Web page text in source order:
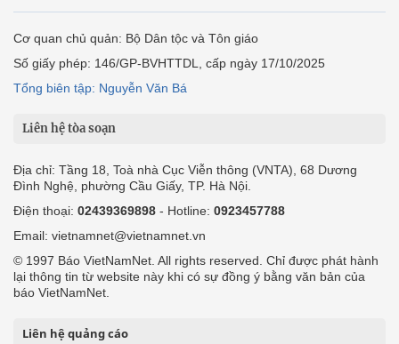
Cơ quan chủ quản: Bộ Dân tộc và Tôn giáo
Số giấy phép: 146/GP-BVHTTDL, cấp ngày 17/10/2025
Tổng biên tập: Nguyễn Văn Bá
Liên hệ tòa soạn
Địa chỉ: Tầng 18, Toà nhà Cục Viễn thông (VNTA), 68 Dương
Đình Nghệ, phường Cầu Giấy, TP. Hà Nội.
Điện thoại: 02439369898 - Hotline: 0923457788
Email: vietnamnet@vietnamnet.vn
© 1997 Báo VietNamNet. All rights reserved. Chỉ được phát hành
lại thông tin từ website này khi có sự đồng ý bằng văn bản của
báo VietNamNet.
Liên hệ quảng cáo